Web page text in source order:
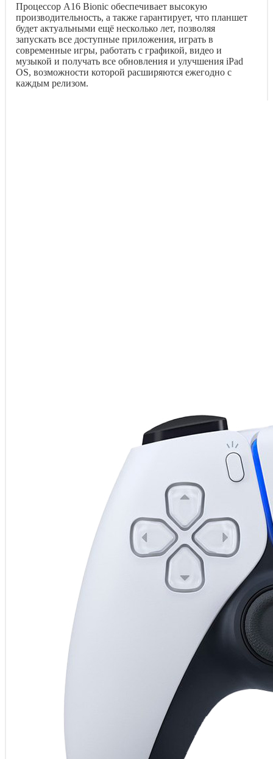
Процессор A16 Bionic обеспечивает высокую
производительность, а также гарантирует, что планшет
будет актуальными ещё несколько лет, позволяя
запускать все доступные приложения, играть в
современные игры, работать с графикой, видео и
музыкой и получать все обновления и улучшения iPad
OS, возможности которой расширяются ежегодно с
каждым релизом.